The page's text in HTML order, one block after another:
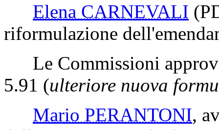
Elena CARNEVALI
riformulazione
Le Commissioni
5.91 (ulteriore nuova
Mario PERANTONI,